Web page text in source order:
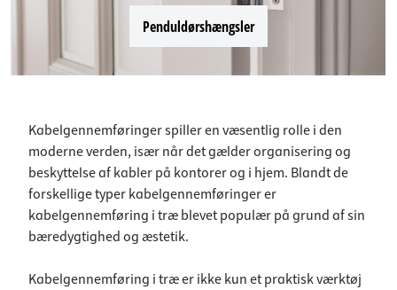
Penduldørshængsler
Kabelgennemføringer spiller en væsentlig rolle i den
moderne verden, især når det gælder organisering og
beskyttelse af kabler på kontorer og i hjem. Blandt de
forskellige typer kabelgennemføringer er
kabelgennemføring i træ blevet populær på grund af sin
bæredygtighed og æstetik.
Kabelgennemføring i træ er ikke kun et praktisk værktøj